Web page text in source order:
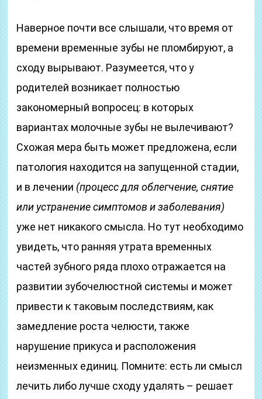
Наверное почти все слышали, что время от
времени временные зубы не пломбируют, а
сходу вырывают. Разумеется, что у
родителей возникает полностью
закономерный вопросец: в которых
вариантах молочные зубы не вылечивают?
Схожая мера быть может предложена, если
патология находится на запущенной стадии,
и в лечении (процесс для облегчение, снятие
или устранение симптомов и заболевания)
уже нет никакого смысла. Но тут необходимо
увидеть, что ранняя утрата временных
частей зубного ряда плохо отражается на
развитии зубочелюстной системы и может
привести к таковым последствиям, как
замедление роста челюсти, также
нарушение прикуса и расположения
неизменных единиц. Помните: есть ли смысл
лечить либо лучше сходу удалять – решает